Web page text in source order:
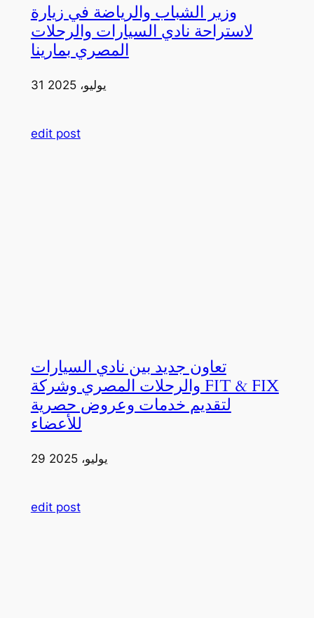
وزير الشباب والرياضة في زيارة
لاستراحة نادي السيارات والرحلات
المصري بمارينا
31 يوليو، 2025
edit post
تعاون جديد بين نادي السيارات
والرحلات المصري وشركة FIT & FIX
لتقديم خدمات وعروض حصرية
للأعضاء
29 يوليو، 2025
edit post